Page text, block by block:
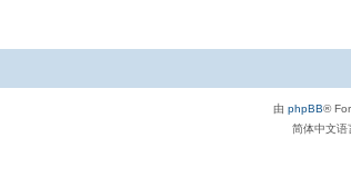
由 phpBB®
简体中文语